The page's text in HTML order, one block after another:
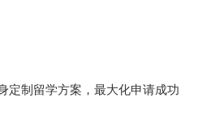
定制留学方案，最大化申请成功